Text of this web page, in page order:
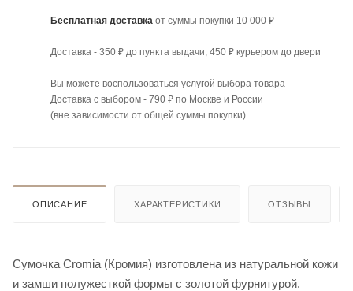
Бесплатная доставка от суммы покупки 10 000 ₽
Доставка - 350 ₽ до пункта выдачи, 450 ₽ курьером до двери
Вы можете воспользоваться услугой выбора товара
Доставка с выбором - 790 ₽ по Москве и России
(вне зависимости от общей суммы покупки)
ОПИСАНИЕ ХАРАКТЕРИСТИКИ ОТЗЫВЫ
Сумочка Cromia (Кромия) изготовлена из натуральной кожи
и замши полужесткой формы с золотой фурнитурой.